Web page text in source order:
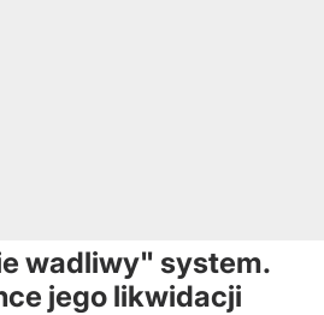
wadliwy" system.
jego likwidacji